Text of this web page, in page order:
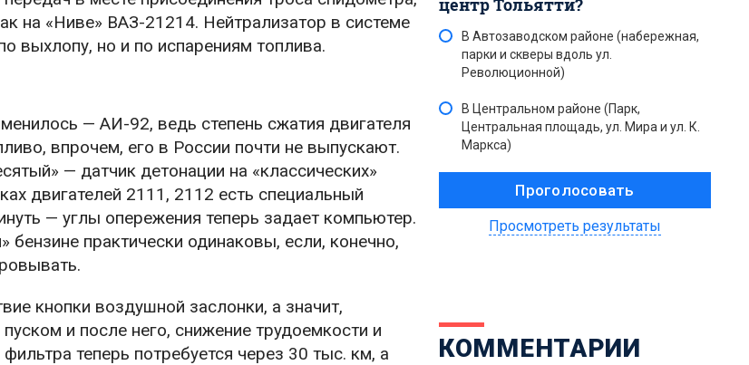
на «Ниве» ВАЗ-21214. Нейтрализатор в системе
выхлопу, но и по испарениям топлива.
— АИ-92, ведь степень сжатия двигателя
впрочем, его в России почти не выпускают.
— датчик детонации на «классических»
двигателей 2111, 2112 есть специальный
— углы опережения теперь задает компьютер.
практически одинаковы, если, конечно,
кнопки воздушной заслонки, а значит,
и после него, снижение трудоемкости и
теперь потребуется через 30 тыс. км, а
центр Тольятти?
В Автозаводском районе (набережная,
парки и скверы вдоль ул.
Революционной)
В Центральном районе (Парк,
Центральная площадь, ул. Мира и ул. К.
Маркса)
Просмотреть результаты
КОММЕНТАРИИ